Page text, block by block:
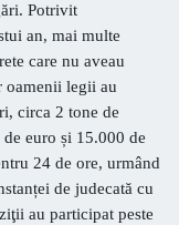
vizuală a
cu
Mamaia în
Potrivit
an, mai multe
care nu aveau
oamenii legii au
circa 2 tone de
euro și 15.000 de
24 de ore, urmând
de judecată cu
au participat peste